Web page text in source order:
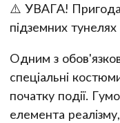
⚠️ УВАГА! Пригода
підземних
Одним з
спеціальні
початку події.
елемента